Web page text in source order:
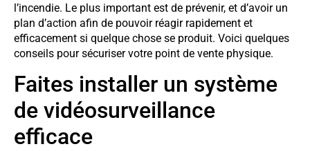
l’incendie. Le plus important est de prévenir, et d’avoir un
plan d’action afin de pouvoir réagir rapidement et
efficacement si quelque chose se produit. Voici quelques
conseils pour sécuriser votre point de vente physique.
Faites installer un système
de vidéosurveillance
efficace